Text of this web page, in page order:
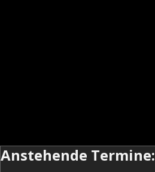
Anstehende Termine: